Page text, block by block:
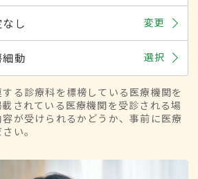
し 変更
動 選択
る診療科を標榜している医療機関を
されている医療機関を受診される場
が受けられるかどうか、事前に医療
い。